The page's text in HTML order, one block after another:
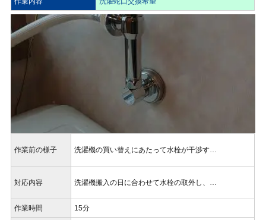
作業前の様子 洗濯機の買い替えにあたって水栓が干渉す…
対応内容 洗濯機搬入の日に合わせて水栓の取外し、…
作業時間 15分